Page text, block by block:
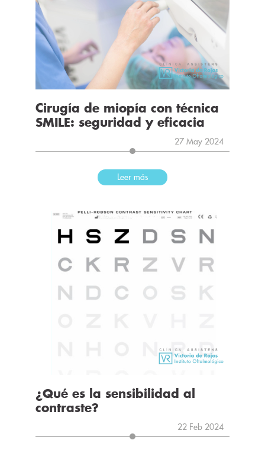
Cirugía de miopía con técnica
SMILE: seguridad y eficacia
27 May 2024
Leer más
¿Qué es la sensibilidad al
contraste?
22 Feb 2024